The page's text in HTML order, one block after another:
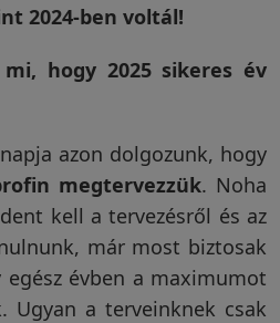
2024-ben voltál!
hogy 2025 sikeres év
azon dolgozunk, hogy
megtervezzük. Noha
kell a tervezésről és az
már most biztosak
évben a maximumot
Ugyan a terveinknek csak